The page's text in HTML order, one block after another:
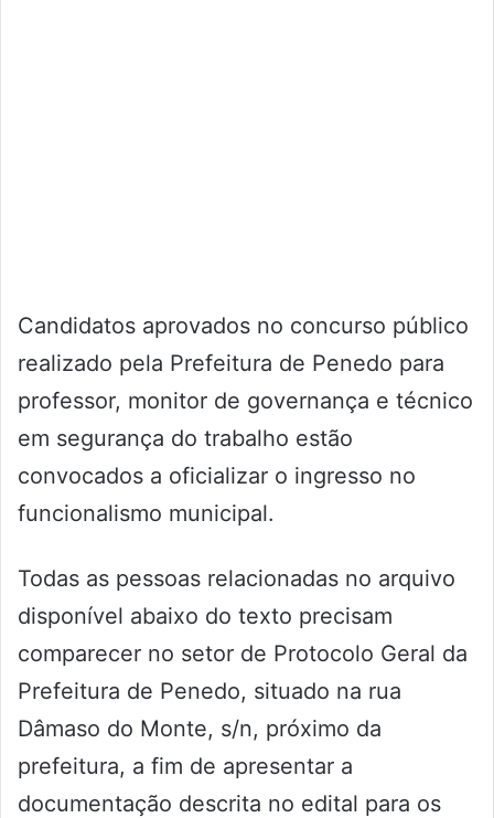
Candidatos aprovados no concurso público
realizado pela Prefeitura de Penedo para
professor, monitor de governança e técnico
em segurança do trabalho estão
convocados a oficializar o ingresso no
funcionalismo municipal.
Todas as pessoas relacionadas no arquivo
disponível abaixo do texto precisam
comparecer no setor de Protocolo Geral da
Prefeitura de Penedo, situado na rua
Dâmaso do Monte, s/n, próximo da
prefeitura, a fim de apresentar a
documentação descrita no edital para os